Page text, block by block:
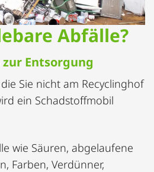
Abfälle?
Entsorgung
Sie nicht am Recyclinghof
ein Schadstoffmobil
wie Säuren, abgelaufene
Farben, Verdünner,